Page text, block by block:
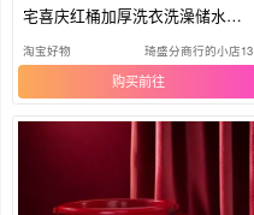
宅喜庆红桶加厚洗衣洗澡储水洗
车桶
淘宝好物 琦盛分商行的小店13
购买